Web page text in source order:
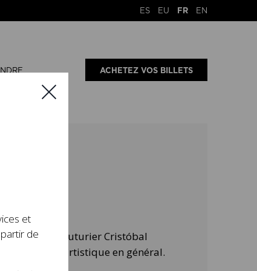
ES EU FR EN
ACHETEZ VOS BILLETS
l'œuvre du couturier Cristóbal
la création artistique en général.
et
de